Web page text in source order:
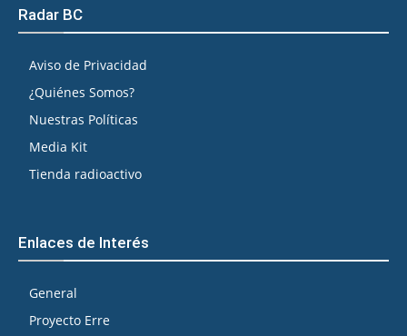
Radar BC
Aviso de Privacidad
¿Quiénes Somos?
Nuestras Políticas
Media Kit
Tienda radioactivo
Enlaces de Interés
General
Proyecto Erre